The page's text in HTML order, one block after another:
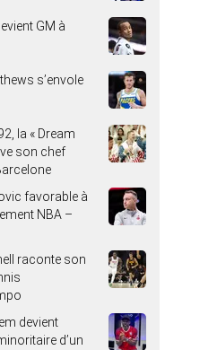
GM à
s’envole
la « Dream
son chef
favorable à
NBA –
raconte son
devient
d’un